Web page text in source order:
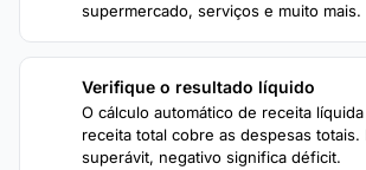
supermercado, serviços e muito mais.
Verifique o resultado líquido
O cálculo automático de receita
receita total cobre as despesas totais.
superávit, negativo significa déficit.